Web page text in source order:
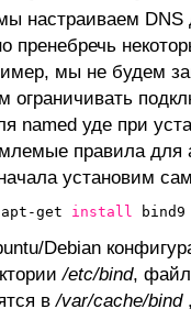
настраиваем
пренебречь
мы не будем
ограничивать
named уде при
правила для
установим
apt-get install bind9
Debian
/etc/bind,
в/var/cache/bind,